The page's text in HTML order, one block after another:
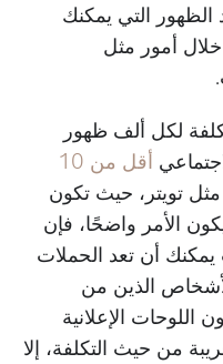
الظهور التي يمكنك
أمور مثل
لكل ألف ظهور
أقل من 10
تويتر، حيث تكون
ولكي يكون الأمر واضحًا، فإن
أن تعد الحملات
الذين من
اللوحات الإعلانية
من حيث التكلفة، إلا